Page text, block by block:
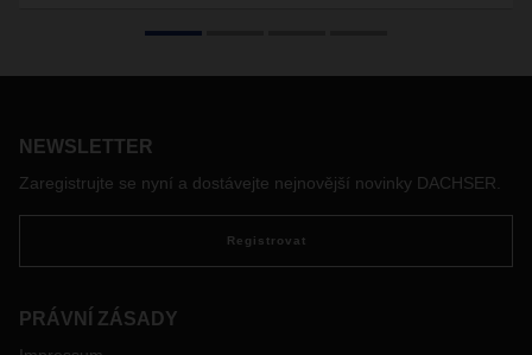
NEWSLETTER
Zaregistrujte se nyní a dostávejte nejnovější novinky DACHSER.
Registrovat
PRÁVNÍ ZÁSADY